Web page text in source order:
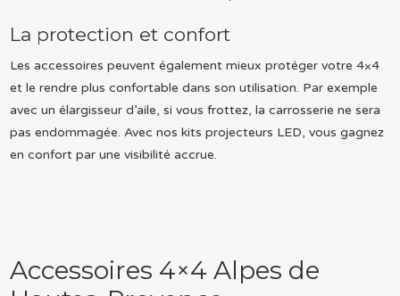
La protection et confort
Les accessoires peuvent également mieux protéger votre 4×4
et le rendre plus confortable dans son utilisation. Par exemple
avec un élargisseur d’aile, si vous frottez, la carrosserie ne sera
pas endommagée. Avec nos kits projecteurs LED, vous gagnez
en confort par une visibilité accrue.
Accessoires 4×4 Alpes de